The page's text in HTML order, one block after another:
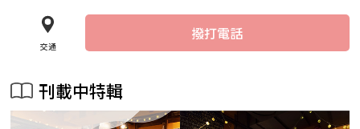
交通
撥打電話
刊載中特輯